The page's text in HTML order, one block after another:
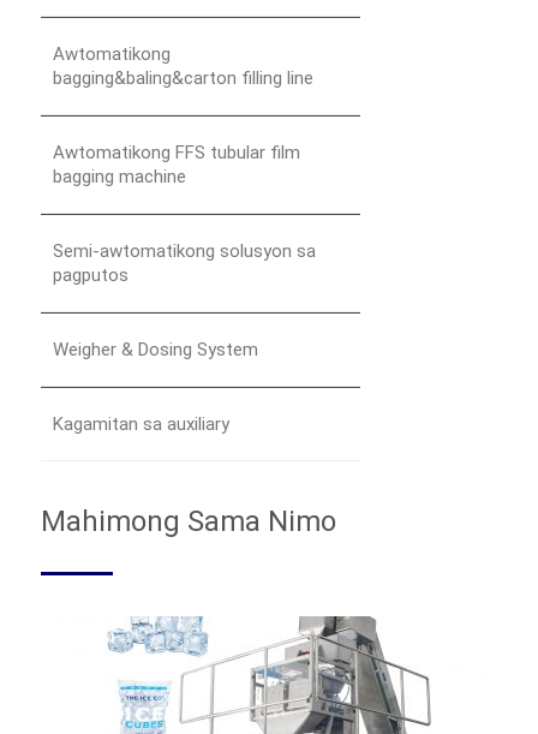
Awtomatikong
bagging&baling&carton filling line
Awtomatikong FFS tubular film
bagging machine
Semi-awtomatikong solusyon sa
pagputos
Weigher & Dosing System
Kagamitan sa auxiliary
Mahimong Sama Nimo